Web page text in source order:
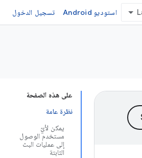
استوديو Android تسجيل الدخول
على هذه الصفحة
نظرة عامة
يمكن لأيّ
مستخدم الوصول
إلى عمليات البث
الثابتة